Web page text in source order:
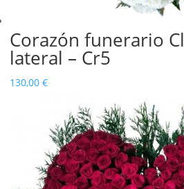
Corazón funerario
lateral – Cr5
130,00 €